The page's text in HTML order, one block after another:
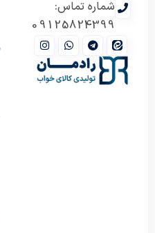
شماره تماس:
09125824399